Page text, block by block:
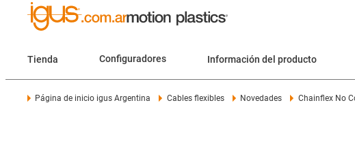
Tienda Configuradores Información del producto
Página de inicio igus Argentina Cables flexibles Novedades Chainflex No